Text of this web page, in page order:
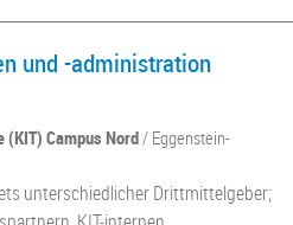
und -administration
Campus Nord/ Eggenstein-
unterschiedlicher Drittmittelgeber;